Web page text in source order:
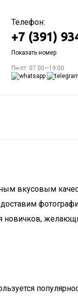
Телефон:
+7 (391)
Показать номер
Пн-пт: 07:00—19:00
вкусовым
новичков,